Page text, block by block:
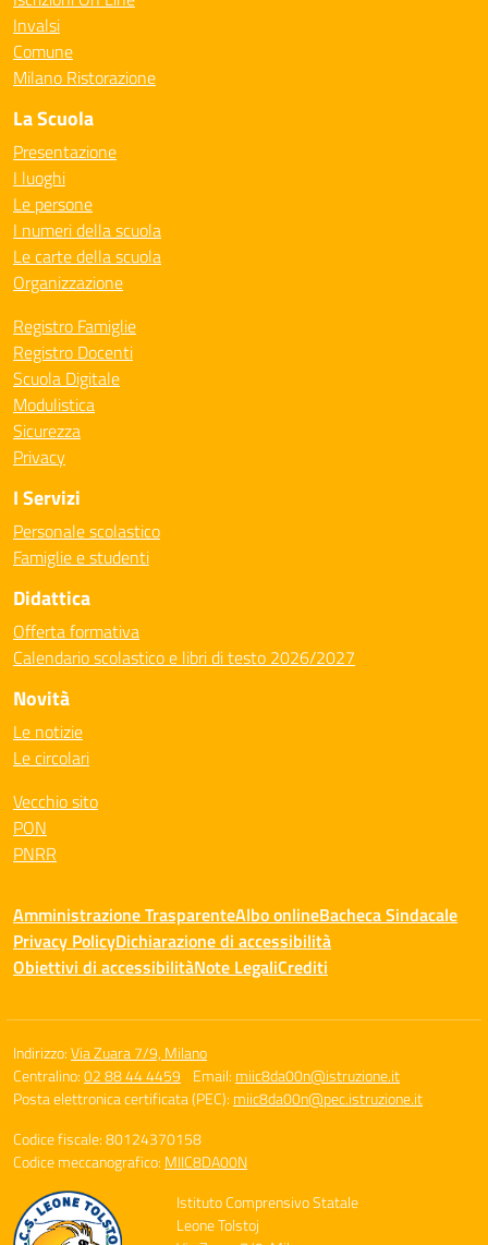
Invalsi
Comune
Milano Ristorazione
La Scuola
Presentazione
I luoghi
Le persone
I numeri della scuola
Le carte della scuola
Organizzazione
Registro Famiglie
Registro Docenti
Scuola Digitale
Modulistica
Sicurezza
Privacy
I Servizi
Personale scolastico
Famiglie e studenti
Didattica
Offerta formativa
Calendario scolastico e libri di testo 2026/2027
Novità
Le notizie
Le circolari
Vecchio sito
PON
PNRR
Amministrazione TrasparenteAlbo onlineBacheca Sindacale
Privacy PolicyDichiarazione di accessibilità
Obiettivi di accessibilitàNote LegaliCrediti
Indirizzo:Via Zuara 7/9, Milano
Centralino:02 88 44 4459 Email: miic8da00n@istruzione.it
Posta elettronica certificata (PEC): miic8da00n@pec.istruzione.it
Codice fiscale: 80124370158
Codice meccanografico: MIIC8DA00N
Istituto Comprensivo Statale
Leone Tolstoj